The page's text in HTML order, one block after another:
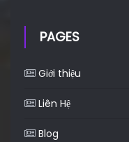
PAGES
Giới thiệu
Liên Hệ
Blog